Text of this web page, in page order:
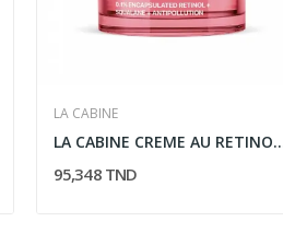
LA CABINE
LA CABINE CREME AU
95,348 TND